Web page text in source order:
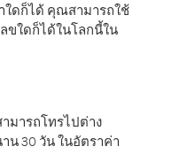
ใดก็ได้ คุณสามารถใช้
ขใดก็ได้ในโลกนี้ใน
มารถโทรไปต่าง
น 30 วัน ในอัตราค่า